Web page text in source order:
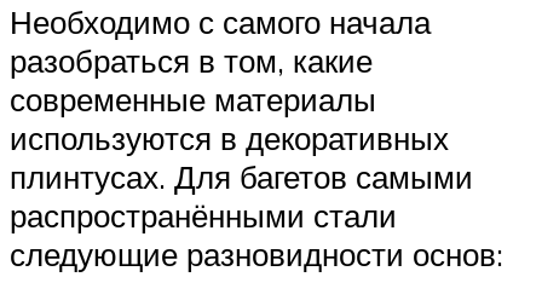
Необходимо с самого начала
разобраться в том, какие
современные материалы
используются в декоративных
плинтусах. Для багетов самыми
распространёнными стали
следующие разновидности основ: